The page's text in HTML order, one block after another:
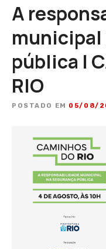
A
municipal
pública |
RIO
POSTADO EM 05/08/